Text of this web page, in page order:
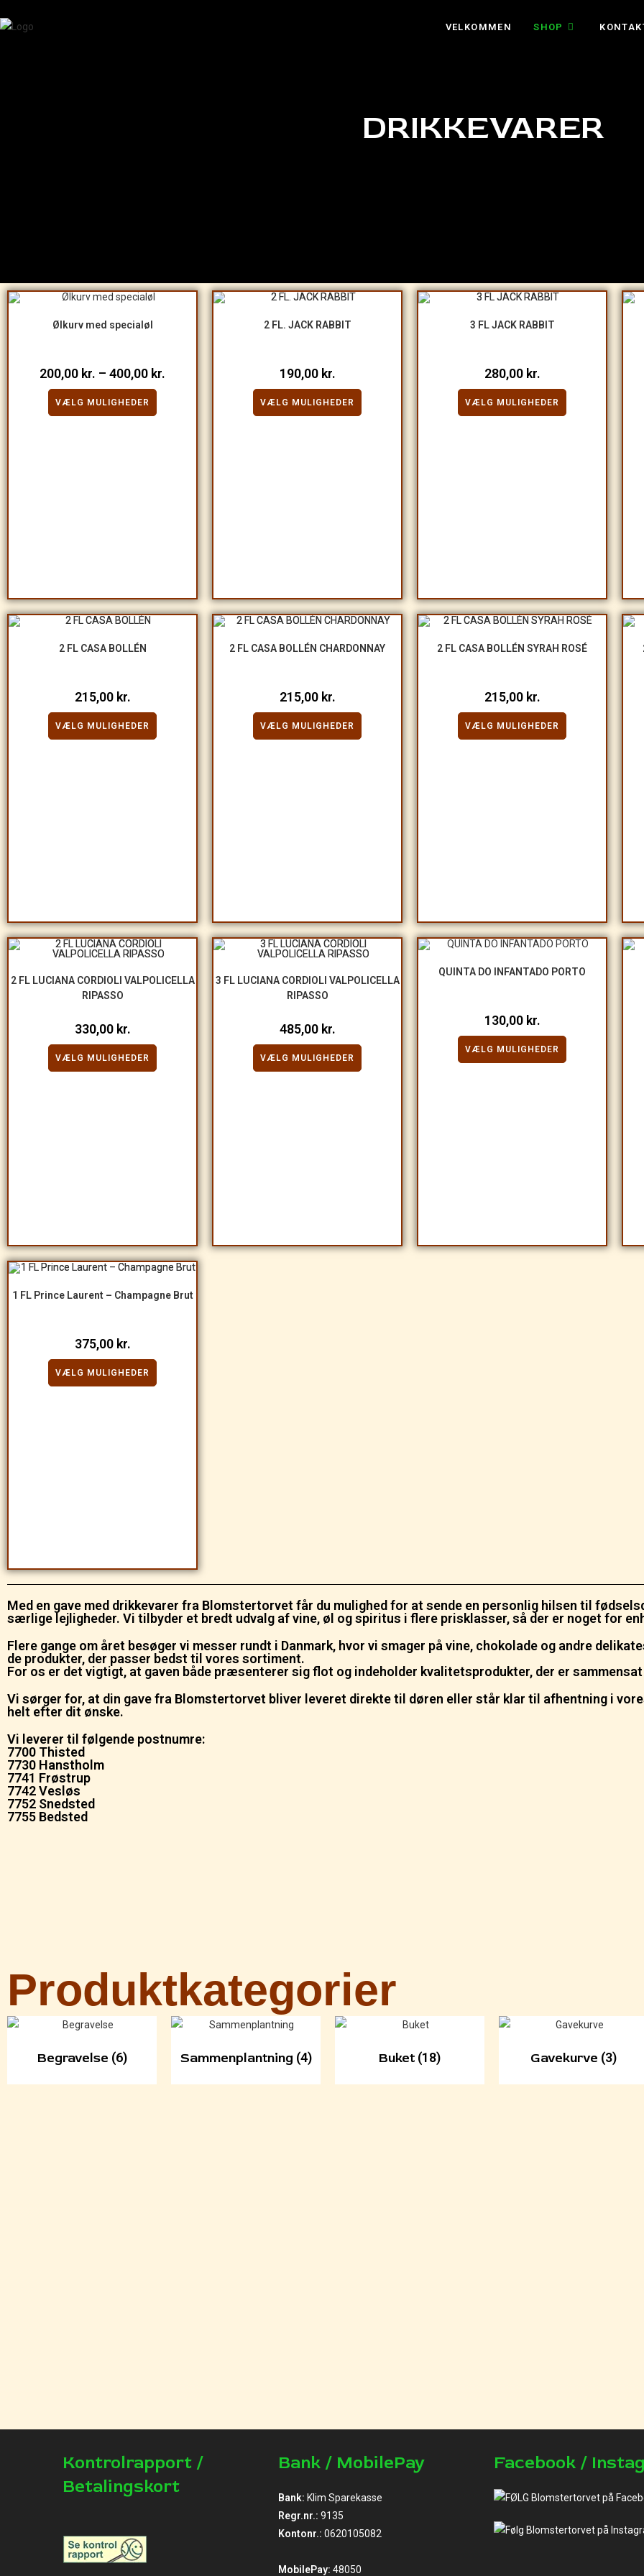
VELKOMMEN SHOP
DRIKKEVARER
Ølkurv med specialøl
200,00 kr. – 400,00 kr.
VÆLG MULIGHEDER
2 FL. JACK RABBIT
190,00 kr.
VÆLG MULIGHEDER
3 FL JACK RABBIT
280,00 kr.
VÆLG MULIGHEDER
2 FL CASA BOLLÉN
215,00 kr.
VÆLG MULIGHEDER
2 FL CASA BOLLÉN CHARDONNAY
215,00 kr.
VÆLG MULIGHEDER
2 FL CASA BOLLÉN SYRAH ROSÉ
215,00 kr.
VÆLG MULIGHEDER
2 FL LUCIANA CORDIOLI VALPOLICELLA
RIPASSO
330,00 kr.
VÆLG MULIGHEDER
3 FL LUCIANA CORDIOLI VALPOLICELLA
RIPASSO
485,00 kr.
VÆLG MULIGHEDER
QUINTA DO INFANTADO PORTO
130,00 kr.
VÆLG MULIGHEDER
1 FL Prince Laurent – Champagne Brut
375,00 kr.
VÆLG MULIGHEDER
Med en gave med drikkevarer fra Blomstertorvet får du mulighed for at sende en personlig hilsen til
særlige lejligheder. Vi tilbyder et bredt udvalg af vine, øl og spiritus i flere prisklasser, så der er noget for
Flere gange om året besøger vi messer rundt i Danmark, hvor vi smager på vine, chokolade og andre
de produkter, der passer bedst til vores sortiment.
For os er det vigtigt, at gaven både præsenterer sig flot og indeholder kvalitetsprodukter, der er sammensat
Vi sørger for, at din gave fra Blomstertorvet bliver leveret direkte til døren eller står klar til afhentning i
helt efter dit ønske.
Vi leverer til følgende postnumre:
7700 Thisted
7730 Hanstholm
7741 Frøstrup
7742 Vesløs
7752 Snedsted
7755 Bedsted
Produktkategorier
Begravelse (6) Sammenplantning (4) Buket (18) Gavekurve (3)
Kontrolrapport /
Betalingskort
Bank / MobilePay
Bank: Klim Sparekasse
Regr.nr.: 9135
Kontonr.: 0620105082
MobilePay: 48050
Facebook /